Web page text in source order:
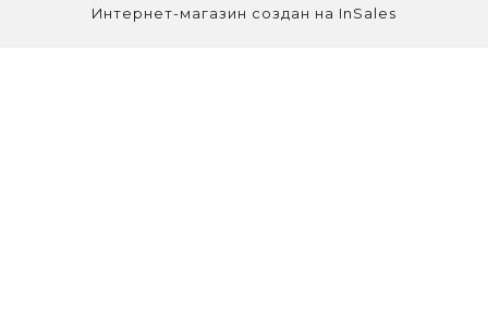
Интернет-магазин создан на InSales